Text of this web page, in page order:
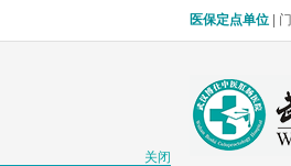
医保定点单位 |
关闭